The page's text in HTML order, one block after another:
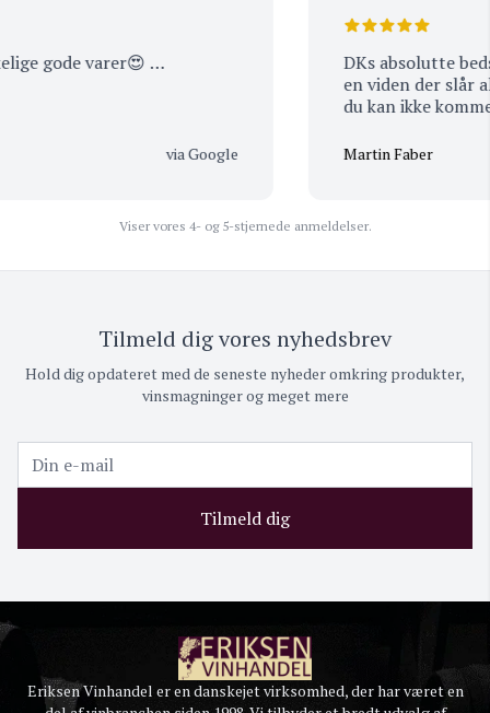
gode varer😍 …
via Google
DKs absolutte bedste
en viden der slår alt. Eneste udfordring er…. At
du kan ikke komme
hjem :-)
Martin Faber
Viser vores 4- og 5-stjernede anmeldelser.
Tilmeld dig vores nyhedsbrev
Hold dig opdateret med de seneste nyheder omkring produkter,
vinsmagninger og meget mere
Tilmeld dig
Eriksen Vinhandel er en danskejet virksomhed, der har været en